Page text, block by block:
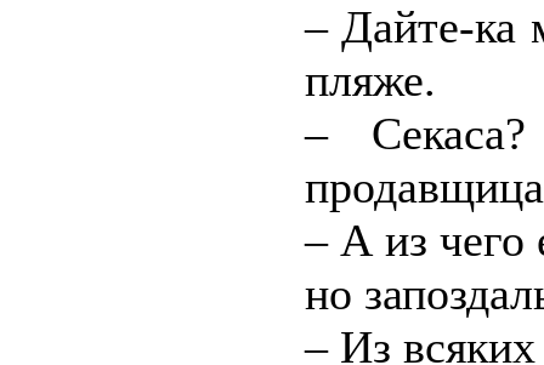
– Дайте-ка
пляже.
– Секаса?
– А из чего
но
– Из